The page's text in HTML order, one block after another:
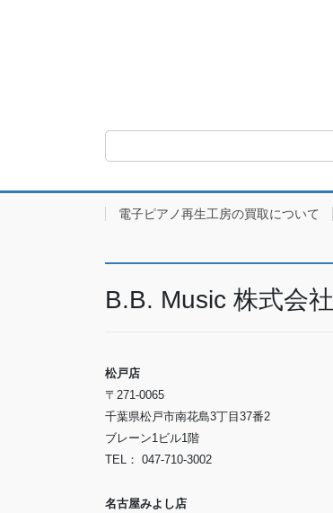
電子ピアノ再生工房の買取について
B.B. Music 株式会社
松戸店
〒271-0065
千葉県松戸市南花島3丁目37番2
ブレーン1ビル1階
TEL： 047-710-3002
名古屋みよし店